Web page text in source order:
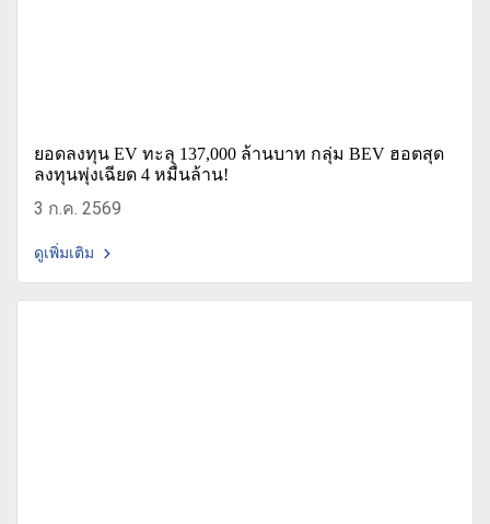
ยอดลงทุน EV ทะลุ 137,000 ล้านบาท กลุ่ม BEV ฮอตสุด
ลงทุนพุ่งเฉียด 4 หมื่นล้าน!
3 ก.ค. 2569
ดูเพิ่มเติม